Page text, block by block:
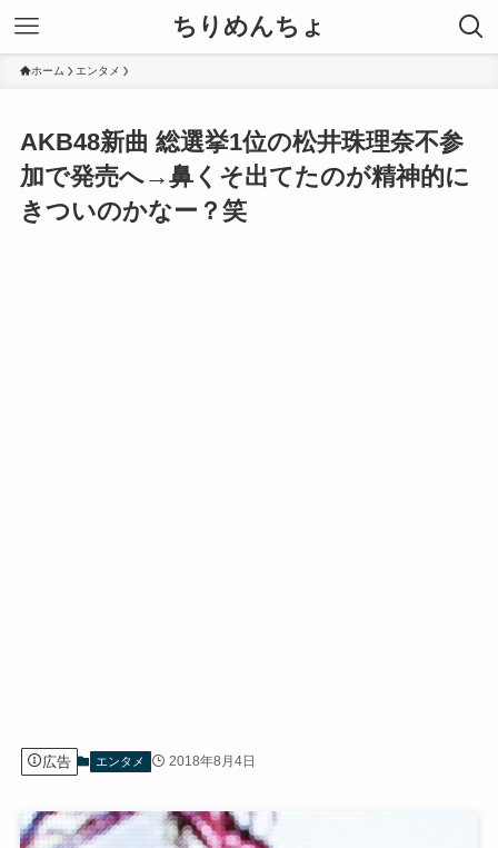
ちりめんちょ
ホーム エンタメ
AKB48新曲 総選挙1位の松井珠理奈不参
加で発売へ→鼻くそ出てたのが精神的に
きついのかなー？笑
広告 エンタメ 2018年8月4日